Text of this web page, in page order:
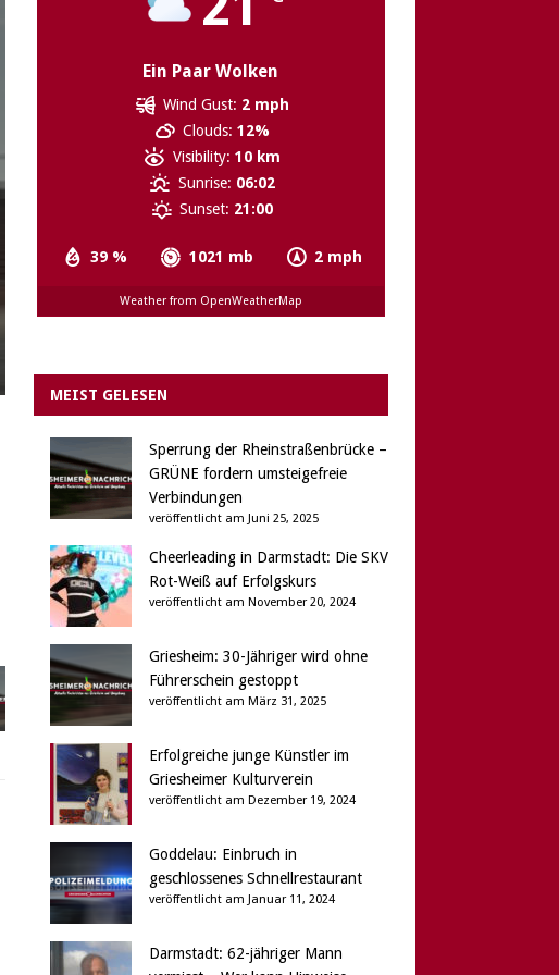
Ein Paar Wolken
39 % 1021 mb 2 mph
Wind Gust: 2 mph
Clouds: 12%
Visibility: 10 km
Sunrise: 06:02
Sunset: 21:00
Weather from OpenWeatherMap
MEIST GELESEN
Sperrung der Rheinstraßenbrücke –
GRÜNE fordern umsteigefreie
Verbindungen
veröffentlicht am Juni 25, 2025
Cheerleading in Darmstadt: Die SKV
Rot-Weiß auf Erfolgskurs
veröffentlicht am November 20, 2024
Griesheim: 30-Jähriger wird ohne
Führerschein gestoppt
veröffentlicht am März 31, 2025
Erfolgreiche junge Künstler im
Griesheimer Kulturverein
veröffentlicht am Dezember 19, 2024
Goddelau: Einbruch in
geschlossenes Schnellrestaurant
veröffentlicht am Januar 11, 2024
Darmstadt: 62-jähriger Mann